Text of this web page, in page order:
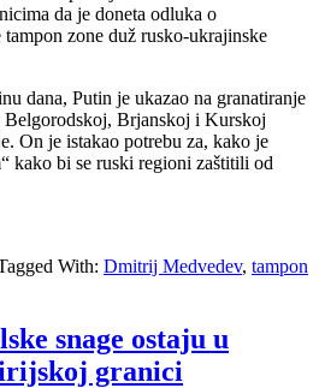
da je doneta odluka o
tampon zone duž rusko-ukrajinske
dana, Putin je ukazao na granatiranje
Brjanskoj i Kurskoj
On je istakao potrebu za, kako je
kako bi se ruski regioni zaštitili od
With: Dmitrij Medvedev, tampon
snage ostaju u
granici